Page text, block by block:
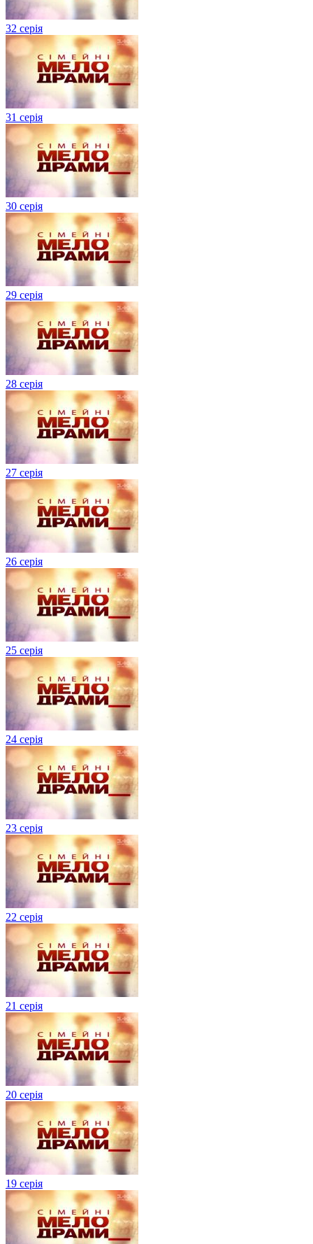
32 серія
31 серія
30 серія
29 серія
28 серія
27 серія
26 серія
25 серія
24 серія
23 серія
22 серія
21 серія
20 серія
19 серія